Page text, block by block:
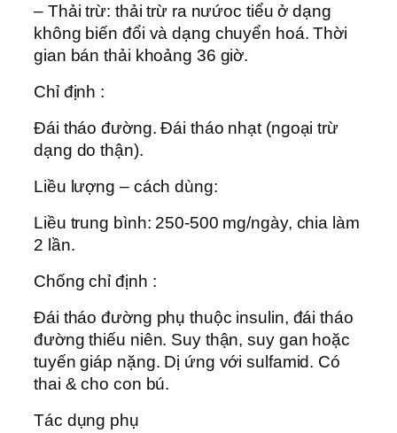
– Thải trừ: thải trừ ra nưứoc tiểu ở dạng
không biến đổi và dạng chuyển hoá. Thời
gian bán thải khoảng 36 giờ.
Chỉ định :
Ðái tháo đường. Ðái tháo nhạt (ngoại trừ
dạng do thận).
Liều lượng – cách dùng:
Liều trung bình: 250-500 mg/ngày, chia làm
2 lần.
Chống chỉ định :
Ðái tháo đường phụ thuộc insulin, đái tháo
đường thiếu niên. Suy thận, suy gan hoặc
tuyến giáp nặng. Dị ứng với sulfamid. Có
thai & cho con bú.
Tác dụng phụ